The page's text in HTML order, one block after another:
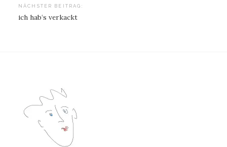
NÄCHSTER BEITRAG:
ich hab‘s verkackt